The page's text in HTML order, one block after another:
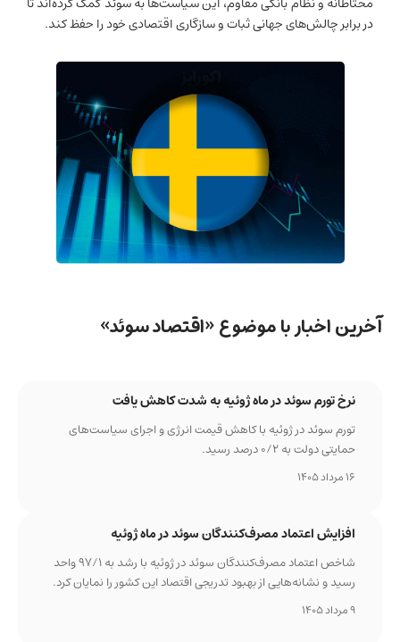
در برابر چالش‌های جهانی ثبات و سازگاری اقتصادی خود را حفظ کند.
آخرین اخبار با موضوع «اقتصاد سوئد»
نرخ تورم سوئد در ماه ژوئیه به شدت کاهش یافت
تورم سوئد در ژوئیه با کاهش قیمت انرژی و اجرای سیاست‌های
حمایتی دولت به ۰/۲ درصد رسید.
افزایش اعتماد مصرف‌کنندگان سوئد در ماه ژوئیه
شاخص اعتماد مصرف‌کنندگان سوئد در ژوئیه با رشد به ۹۷/۱ واحد
رسید و نشانه‌هایی از بهبود تدریجی اقتصاد این کشور را نمایان کرد.